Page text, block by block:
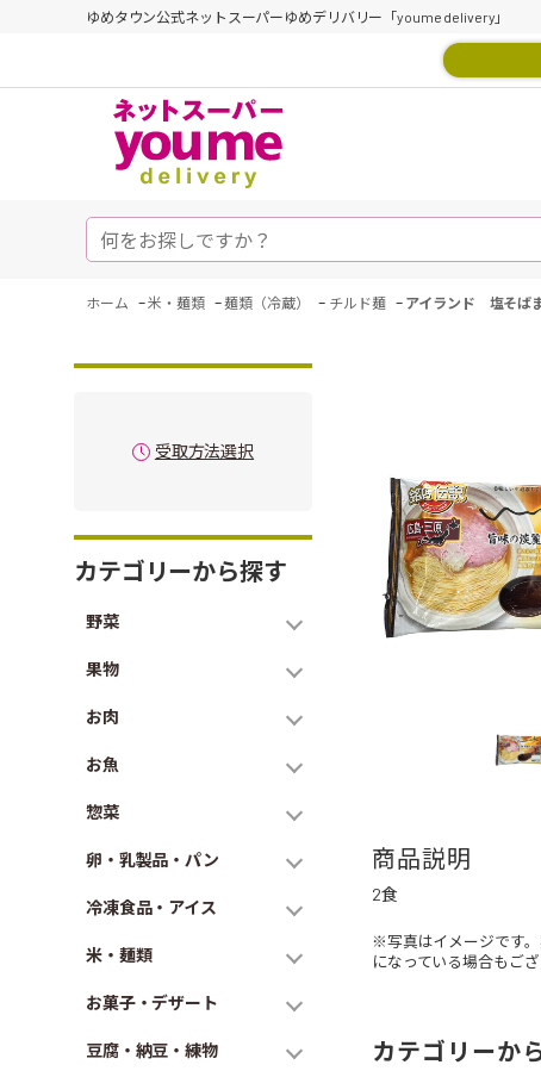
ゆめタウン公式ネットスーパーゆめデリバリー「youme delivery」
ホーム -米・麺類 -麺類（冷蔵） - チルド麺 - アイランド 塩そば
受取方法選択
カテゴリーから探す
野菜
果物
お肉
お魚
惣菜
卵・乳製品・パン
冷凍食品・アイス
米・麺類
お菓子・デザート
豆腐・納豆・練物
商品説明
2食
※写真はイメージです
になっている場合もご
カテゴリーか